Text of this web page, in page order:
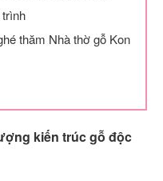
thăm Nhà thờ gỗ Kon
kiến trúc gỗ độc